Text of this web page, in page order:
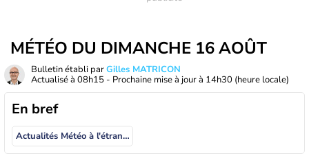
MÉTÉO DU DIMANCHE 16 AOÛT
Bulletin établi parGilles MATRICON
Actualisé à 08h15 - Prochaine mise à jour à 14h30 (heure locale)
En bref
Actualités Météo à l'étranger